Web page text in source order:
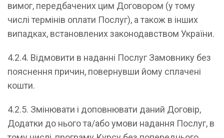
вимог, передбачених цим Договором (у тому
числі термінів оплати Послуг), а також в інших
випадках, встановлених законодавством України.
4.2.4. Відмовити в наданні Послуг Замовнику без
пояснення причин, повернувши йому сплачені
кошти.
4.2.5. Змінювати і доповнювати даний Договір,
Додатки до нього та/або умови надання Послуг, в